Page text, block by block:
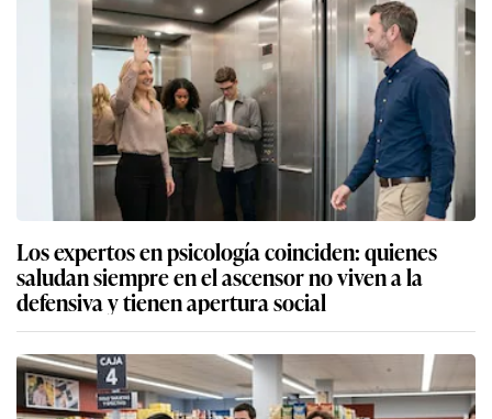
Los expertos en psicología coinciden: quienes
saludan siempre en el ascensor no viven a la
defensiva y tienen apertura social